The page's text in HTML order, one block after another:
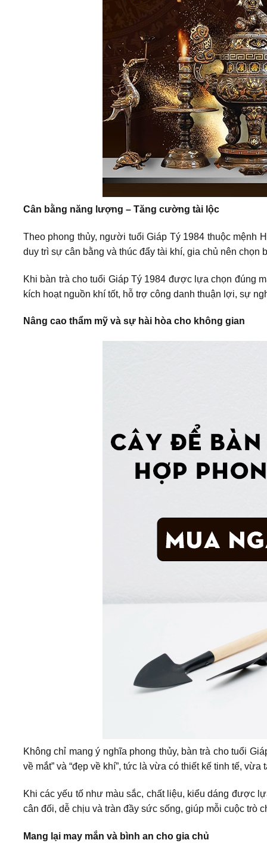
Cân bằng năng lượng – Tăng cường tài lộc
Theo phong thủy, người tuổi Giáp Tý 1984 thuộc mệnh
duy trì sự cân bằng và thúc đẩy tài khí, gia chủ nên
Khi bàn trà cho tuổi Giáp Tý 1984 được lựa chọn đúng
kích hoạt nguồn khí tốt, hỗ trợ công danh thuận lợi, sự
Nâng cao thẩm mỹ và sự hài hòa cho không gian
Không chỉ mang ý nghĩa phong thủy, bàn trà cho tuổi
về mắt” và “đẹp về khí”, tức là vừa có thiết kế tinh tế,
Khi các yếu tố như màu sắc, chất liệu, kiểu dáng được
cân đối, dễ chịu và tràn đầy sức sống, giúp mỗi cuộc trò
Mang lại may mắn và bình an cho gia chủ